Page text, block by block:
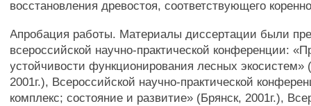
восстановления древостоя, соответствующего
Апробация работы. Материалы диссертации были
всероссийской научно-практической конференции:
устойчивости функционирования лесных экосистем»
2001г.), Всероссийской научно-практической
комплекс; состояние и развитие» (Брянск, 2001г.),